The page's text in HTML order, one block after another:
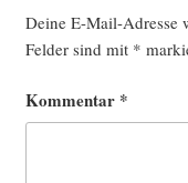
Deine E-Mail-Adresse
Felder sind mit *
Kommentar *